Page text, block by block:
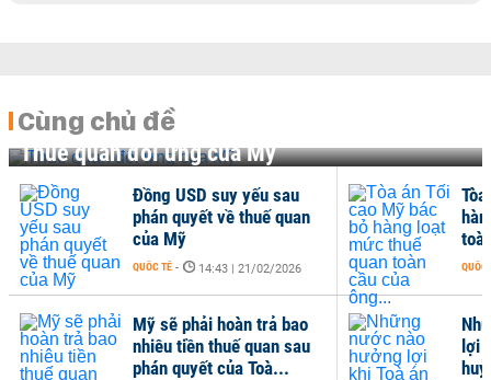
Cùng chủ đề
Thuế quan đối ứng của Mỹ
lợi
Đồng USD suy yếu sau
phán quyết về thuế quan
của Mỹ
QUỐC TẾ - 14:43 | 21/02/2026
Mỹ sẽ phải hoàn trả bao
nhiêu tiền thuế quan sau
phán quyết của Toà...
QUỐC